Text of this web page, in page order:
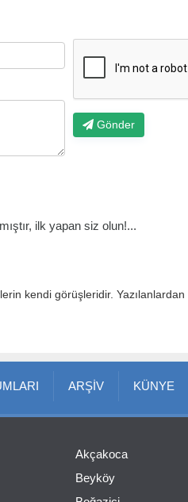
Gönder
ilk yapan siz olun!...
kendi görüşleridir. Yazılanlardan
ARŞİV KÜNYE
Akçakoca
Beyköy